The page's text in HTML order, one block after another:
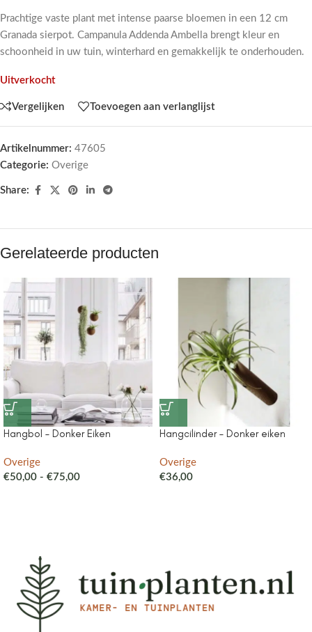
Prachtige vaste plant met intense paarse bloemen in een 12 cm
Granada sierpot. Campanula Addenda Ambella brengt kleur en
schoonheid in uw tuin, winterhard en gemakkelijk te onderhouden.
Uitverkocht
Vergelijken Toevoegen aan verlanglijst
Artikelnummer: 47605
Categorie: Overige
Share:
Gerelateerde producten
Hangbol – Donker Eiken
Overige
€50,00 - €75,00
Hangcilinder – Donker eiken
Overige
€36,00